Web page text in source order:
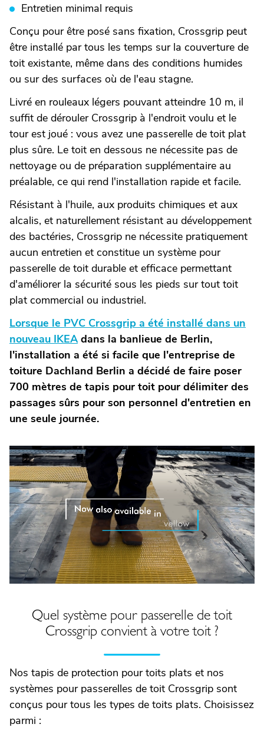
Entretien minimal requis
Conçu pour être posé sans fixation, Crossgrip peut
être installé par tous les temps sur la couverture de
toit existante, même dans des conditions humides
ou sur des surfaces où de l'eau stagne.
Livré en rouleaux légers pouvant atteindre 10 m, il
suffit de dérouler Crossgrip à l'endroit voulu et le
tour est joué : vous avez une passerelle de toit plat
plus sûre. Le toit en dessous ne nécessite pas de
nettoyage ou de préparation supplémentaire au
préalable, ce qui rend l'installation rapide et facile.
Résistant à l'huile, aux produits chimiques et aux
alcalis, et naturellement résistant au développement
des bactéries, Crossgrip ne nécessite pratiquement
aucun entretien et constitue un système pour
passerelle de toit durable et efficace permettant
d'améliorer la sécurité sous les pieds sur tout toit
plat commercial ou industriel.
Lorsque le PVC Crossgrip a été installé dans un
nouveau IKEAdans la banlieue de Berlin,
l'installation a été si facile que l'entreprise de
toiture Dachland Berlin a décidé de faire poser
700 mètres de tapis pour toit pour délimiter des
passages sûrs pour son personnel d'entretien en
une seule journée.
Quel système pour passerelle de toit
Crossgrip convient à votre toit ?
Nos tapis de protection pour toits plats et nos
systèmes pour passerelles de toit Crossgrip sont
conçus pour tous les types de toits plats. Choisissez
parmi :